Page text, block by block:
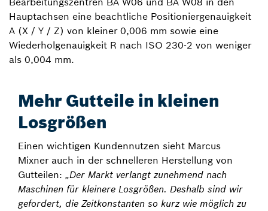
Hauptachsen eine beachtliche Positioniergenauigkeit
A (X / Y / Z) von kleiner 0,006 mm sowie eine
Wiederholgenauigkeit R nach ISO 230-2 von weniger
als 0,004 mm.
Mehr Gutteile in kleinen
Losgrößen
Einen wichtigen Kundennutzen sieht Marcus
Mixner auch in der schnelleren Herstellung von
Gutteilen: „Der Markt verlangt zunehmend nach
Maschinen für kleinere Losgrößen. Deshalb sind wir
gefordert, die Zeitkonstanten so kurz wie möglich zu